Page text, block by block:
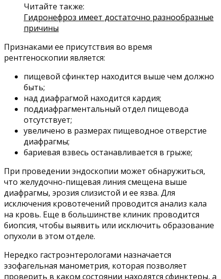
Читайте также:
Гидронефроз имеет достаточно разнообразные
причины
Признаками ее присутствия во время
рентгеноскопии является:
пищевой сфинктер находится выше чем должно
быть;
над диафрагмой находится кардия;
поддиафрагментальный отдел пищевода
отсутствует;
увеличено в размерах пищеводное отверстие
диафрагмы;
бариевая взвесь останавливается в грыже;
При проведении эндоскопии может обнаружиться,
что желудочно-пищевая линия смещена выше
диафрагмы, эрозия слизистой и ее язва. Для
исключения кровотечений проводится анализ кала
на кровь. Еще в большинстве клиник проводится
биопсия, чтобы выявить или исключить образование
опухоли в этом отделе.
Нередко гастроэнтерологами назначается
эзофагельная манометрия, которая позволяет
проверить в каком состоянии находятся сфинктеры, а